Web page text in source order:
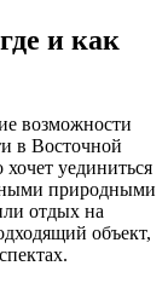
и как
возможности
в Восточной
уединиться
природными
отдых на
объект,